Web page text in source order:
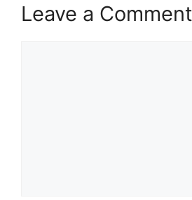
Leave a Comment